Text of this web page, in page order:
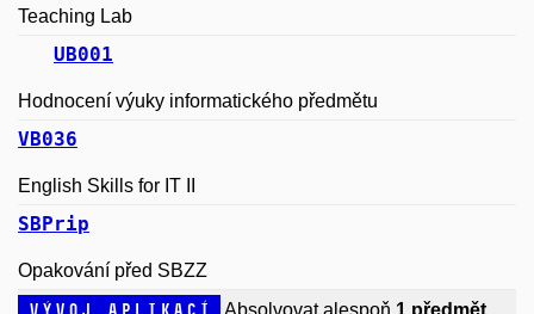
Teaching Lab
UB001
Hodnocení výuky informatického předmětu
VB036
English Skills for IT II
SBPrip
Opakování před SBZZ